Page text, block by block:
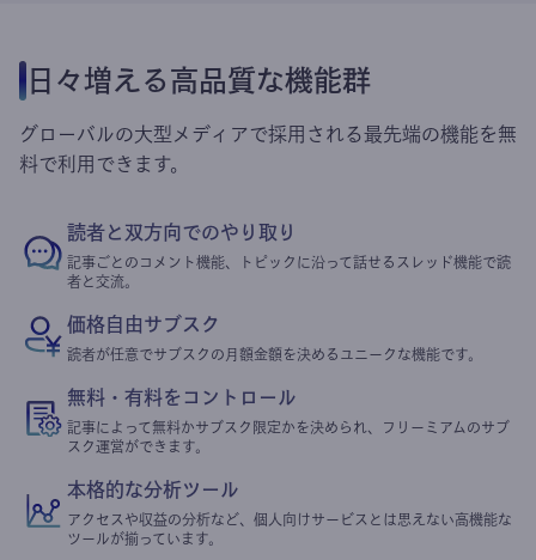
日々増える高品質な機能群
グローバルの大型メディアで採用される最先端の機能を無
料で利用できます。
読者と双方向でのやり取り
記事ごとのコメント機能、トピックに沿って話せるスレッド機能で読
者と交流。
価格自由サブスク
読者が任意でサブスクの月額金額を決めるユニークな機能です。
無料・有料をコントロール
記事によって無料かサブスク限定かを決められ、フリーミアムのサブ
スク運営ができます。
本格的な分析ツール
アクセスや収益の分析など、個人向けサービスとは思えない高機能な
ツールが揃っています。